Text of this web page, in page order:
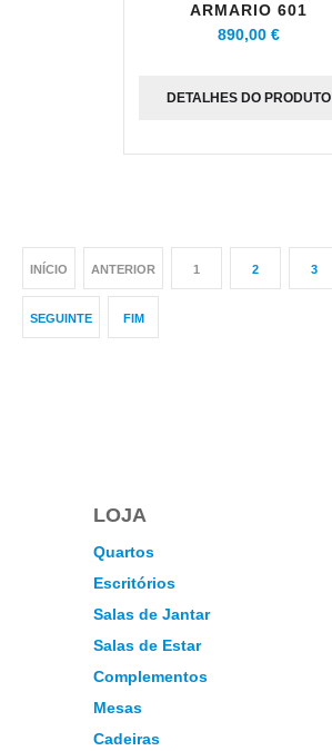
ARMARIO 601
890,00 €
DETALHES DO PRODUTO
INÍCIO ANTERIOR 1 2 3
SEGUINTE FIM
LOJA
Quartos
Escritórios
Salas de Jantar
Salas de Estar
Complementos
Mesas
Cadeiras